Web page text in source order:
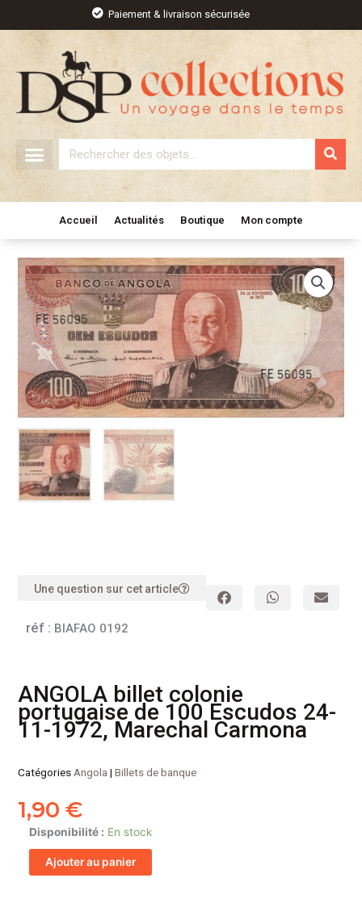
contenu
Paiement & livraison sécurisée
Rechercher
Accueil Actualités Boutique Mon compte
Une question sur cet article
réf : BIAFAO 0192
ANGOLA billet colonie
portugaise de 100 Escudos 24-
11-1972, Marechal Carmona
Catégories Angola |Billets de banque
1,90€
Disponibilité : En stock
quantité
de
ANGOLAAjouter au panier